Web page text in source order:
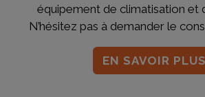
équipement de climatisation et
N’hésitez pas à demander le
EN SAVOIR PLUS